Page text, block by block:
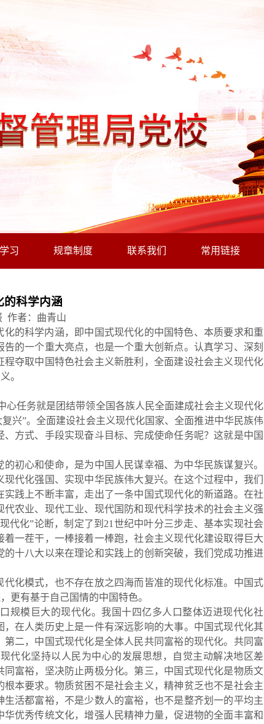
习 规章制度 联系我们 常用链接
的科学内涵
作者：曲青山
的科学内涵，即中国式现代化的中国特色、本质要求和重
的一个重大亮点，也是一个重大创新点。认真学习、深刻
夺取中国特色社会主义新胜利，全面建设社会主义现代化
。
任务就是团结带领全国各族人民全面建成社会主义现代化
兴”。全面建设社会主义现代化国家、全面推进中华民族伟
方式、手段实现奋斗目标、完成使命任务呢？这就是中国
初心和使命，是为中国人民谋幸福、为中华民族谋复兴。
代化强国、实现中华民族伟大复兴。在这个过程中，我们
践上不断丰富，走出了一条中国式现代化的新道路。在社
农业、现代工业、现代国防和现代科学技术的社会主义强
代化”论断，制定了到21世纪中叶分三步走、基本实现社会
着一茬干，一棒接着一棒跑，社会主义现代化建设取得巨大
十八大以来在理论和实践上的创新突破，我们党成功推进
化模式，也不存在放之四海而皆准的现代化标准。中国式
更有基于自己国情的中国特色。
规模巨大的现代化。我国十四亿多人口整体迈进现代化社
在人类历史上是一件有深远影响的大事。中国式现代化其
二，中国式现代化是全体人民共同富裕的现代化。共同富
代化坚持以人民为中心的发展思想，自觉主动解决地区差
富裕，坚决防止两极分化。第三，中国式现代化是物质文
根本要求。物质贫困不是社会主义，精神贫乏也不是社会主
活都富裕，不是少数人的富裕，也不是整齐划一的平均主
优秀传统文化，增强人民精神力量，促进物的全面丰富和